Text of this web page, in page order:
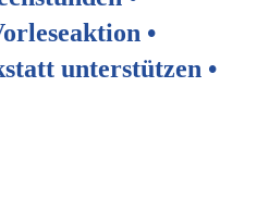
•
unterstützen •